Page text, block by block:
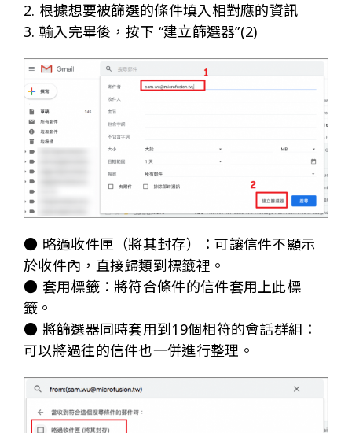
2. 根據想要被篩選的條件填入相對應的資訊
3. 輸入完畢後，按下 “建立篩選器”(2)
● 略過收件匣（將其封存）：可讓信件不顯示
於收件內，直接歸類到標籤裡。
● 套用標籤：將符合條件的信件套用上此標
籤。
● 將篩選器同時套用到19個相符的會話群組：
可以將過往的信件也一併進行整理。